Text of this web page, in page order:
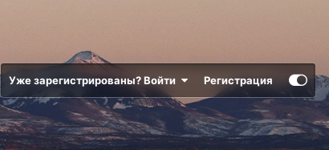
Уже зарегистрированы? Войти Регистрация